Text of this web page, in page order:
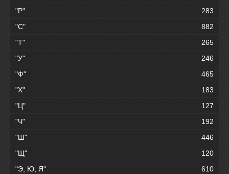
"Р"
283
"С"
882
"Т"
265
"У"
246
"Ф"
465
"Х"
183
"Ц"
127
"Ч"
192
"Ш"
446
"Щ"
120
"Э, Ю, Я"
610